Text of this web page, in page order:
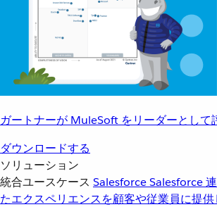
ガートナーが MuleSoft をリーダーとして
ダウンロードする
ソリューション
統合ユースケース SalesforceSalesforce
たエクスペリエンスを顧客や従業員に提供